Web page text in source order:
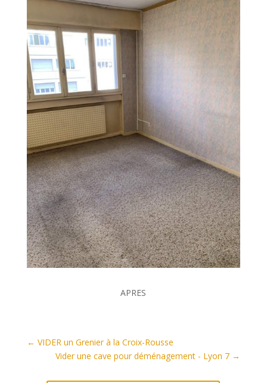
APRES
← VIDER un Grenier à la Croix-Rousse
Vider une cave pour déménagement - Lyon 7 →